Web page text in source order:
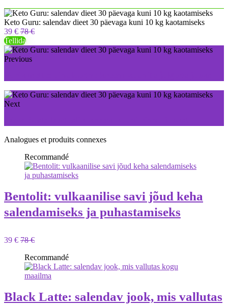
Keto Guru: salendav dieet 30 päevaga kuni 10 kg kaotamiseks
39 € 78 €
Tellida
Previous
Next
Analogues et produits connexes
Recommandé
Bentolit: vulkaanilise savi jõud keha
salendamiseks ja puhastamiseks
39 € 78 €
Recommandé
Black Latte: salendav jook, mis vallutas